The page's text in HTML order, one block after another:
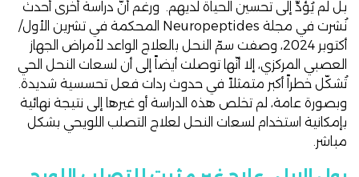
بل لم يُؤدِّ إلى تحسين الحياة لديهم. ورغم أنّ دراسة أخرى أحدث
نُشرت في مجلة Neuropeptides المحكمة في تشرين الأول/
أكتوبر 2024، وصفت سمّ النحل بالعلاج الواعد لأمراض الجهاز
العصبي المركزي، إلا أنّها توصلت أيضاً إلى أن لسعات النحل الحي
تُشكّل خطراً أكبر متمثلاً في حدوث ردات فعل تحسسية شديدة.
وبصورة عامة، لم تخلص هذه الدراسة أو غيرها إلى نتيجة نهائية
بإمكانية استخدام لسعات النحل لعلاج التصلب اللويحي بشكل
مباشر.